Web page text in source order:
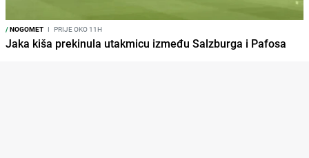
/NOGOMET I PRIJE OKO 11H
Jaka kiša prekinula utakmicu između Salzburga i Pafosa